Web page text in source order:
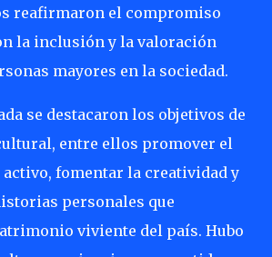
reafirmaron el compromiso
la inclusión y la valoración
mayores en la sociedad.
se destacaron los objetivos de
entre ellos promover el
fomentar la creatividad y
personales que
viviente del país. Hubo